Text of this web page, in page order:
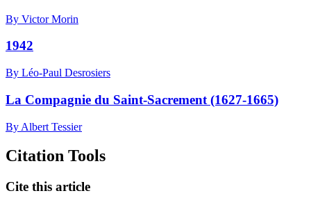
By Victor Morin
1942
By Léo-Paul Desrosiers
La Compagnie du Saint-Sacrement (1627-1665)
By Albert Tessier
Citation Tools
Cite this article